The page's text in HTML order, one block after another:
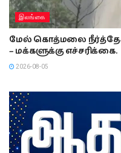
இலங்கை
மேல் கொத்மலை
– மக்களுக்கு எச்சரிக்கை.
2026-08-05